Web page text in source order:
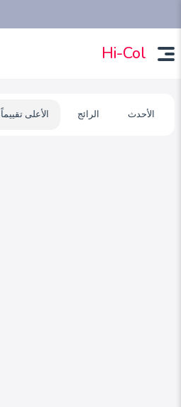
Hi-Col
الأحدث الرائج الأعلى تقييماً